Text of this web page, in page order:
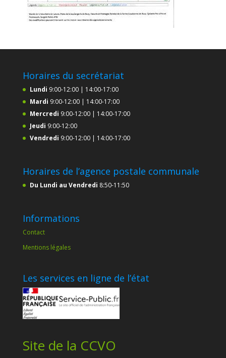
Horaires du secrétariat
Lundi 9:00-12:00 | 14:00-17:00
Mardi 9:00-12:00 | 14:00-17:00
Mercredi 9:00-12:00 | 14:00-17:00
Jeudi 9:00-12:00
Vendredi 9:00-12:00 | 14:00-17:00
Horaires de l’agence postale communale
Du Lundi au Vendredi 8:50-11:50
Informations
Contact
Mentions légales
Les services en ligne de l’état
Site de la CCVO